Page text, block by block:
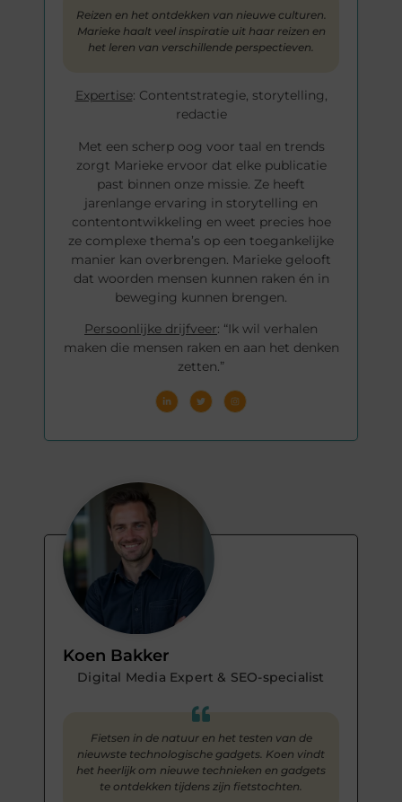
Reizen en het ontdekken van nieuwe culturen.
Marieke haalt veel inspiratie uit haar reizen en
het leren van verschillende perspectieven.
Expertise: Contentstrategie, storytelling,
redactie
Met een scherp oog voor taal en trends
zorgt Marieke ervoor dat elke publicatie
past binnen onze missie. Ze heeft
jarenlange ervaring in storytelling en
contentontwikkeling en weet precies hoe
ze complexe thema’s op een toegankelijke
manier kan overbrengen. Marieke gelooft
dat woorden mensen kunnen raken én in
beweging kunnen brengen.
Persoonlijke drijfveer: “Ik wil verhalen
maken die mensen raken en aan het denken
zetten.”
Koen Bakker
Digital Media Expert & SEO-specialist
Fietsen in de natuur en het testen van de
nieuwste technologische gadgets. Koen vindt
het heerlijk om nieuwe technieken en gadgets
te ontdekken tijdens zijn fietstochten.